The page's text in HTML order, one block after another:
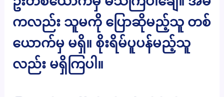
ကလည်း သူမကို ပြောဆိုမည့်သူ တစ်
ယောက်မှ မရှိ။ စိုးရိမ်ပူပန်မည့်သူ
လည်း မရှိကြပါ။